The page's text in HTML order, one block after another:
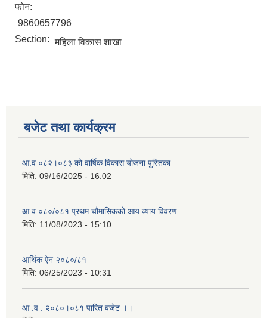
फोन:
9860657796
Section: महिला विकास शाखा
बजेट तथा कार्यक्रम
आ.व ०८२।०८३ को वार्षिक विकास योजना पुस्तिका
मिति: 09/16/2025 - 16:02
आ.व ०८०/०८१ प्रथम चौमासिकको आय व्याय विवरण
मिति: 11/08/2023 - 15:10
आर्थिक ऐन २०८०/८१
मिति: 06/25/2023 - 10:31
आ .व . २०८०।०८१ पारित बजेट ।।